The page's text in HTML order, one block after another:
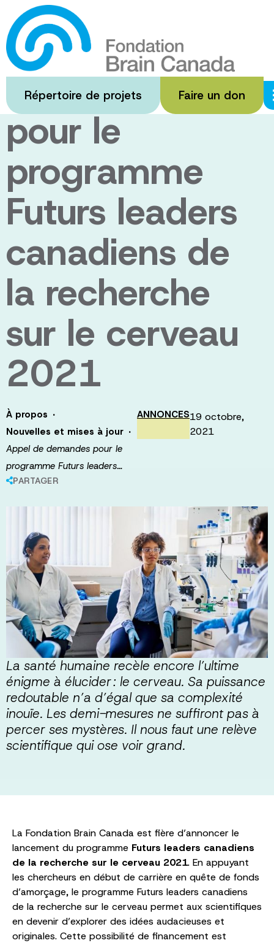
Passer
au
contenu
principal
Répertoire de projets Faire un don
Appel de
demandes
pour le
programme
Futurs leaders
canadiens de
la recherche
sur le cerveau
2021
À propos ·
Nouvelles et mises à jour ·
Appel de demandes pour le
programme Futurs leaders…
PARTAGER
ANNONCES19 octobre,
2021
La santé humaine recèle encore l’ultime
énigme à élucider : le cerveau. Sa puissance
redoutable n’a d’égal que sa complexité
inouïe. Les demi-mesures ne suffiront pas à
percer ses mystères. Il nous faut une relève
scientifique qui ose voir grand.
La Fondation Brain Canada est fière d’annoncer le
lancement du programme Futurs leaders canadiens
de la recherche sur le cerveau 2021. En appuyant
les chercheurs en début de carrière en quête de fonds
d’amorçage, le programme Futurs leaders canadiens
de la recherche sur le cerveau permet aux scientifiques
en devenir d’explorer des idées audacieuses et
originales. Cette possibilité de financement est